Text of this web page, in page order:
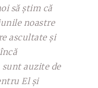
să știm că
noastre
ascultate și
auzite de
El și